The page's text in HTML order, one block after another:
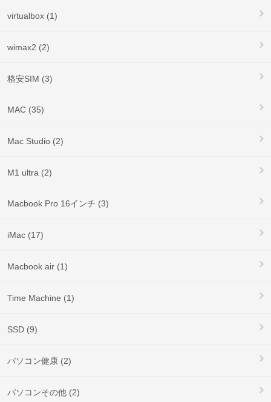
virtualbox (1)
wimax2 (2)
格安SIM (3)
MAC (35)
Mac Studio (2)
M1 ultra (2)
Macbook Pro 16インチ (3)
iMac (17)
Macbook air (1)
Time Machine (1)
SSD (9)
パソコン健康 (2)
パソコンその他 (2)